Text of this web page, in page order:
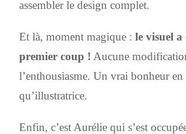
assembler le design complet.
Et là, moment magique :le visuel a
premier coup ! Aucune
l’enthousiasme. Un vrai bonheur en
qu’illustratrice.
Enfin, c’est Aurélie qui s’est